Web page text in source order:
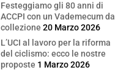
Festeggiamo gli 80 anni di
ACCPI con un Vademecum da
collezione 20 Marzo 2026
L’UCI al lavoro per la riforma
del ciclismo: ecco le nostre
proposte 1 Marzo 2026